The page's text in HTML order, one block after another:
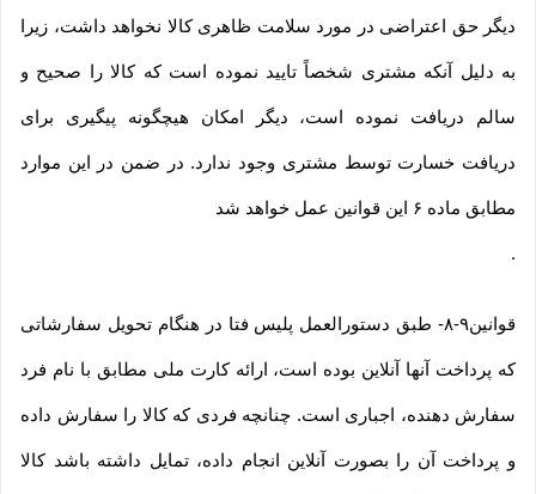
دیگر حق اعتراضی در مورد سلامت ظاهری کالا نخواهد داشت، زیرا
به دلیل آنکه مشتری شخصاً تایید نموده است که کالا را صحیح و
سالم دریافت نموده است، دیگر امکان هیچگونه پیگیری برای
دریافت خسارت توسط مشتری وجود ندارد. در ضمن در این موارد
مطابق ماده ۶ این قوانین عمل خواهد شد
.
قوانین۹-۸- طبق دستورالعمل پلیس فتا در هنگام تحویل سفارشاتی
که پرداخت آنها آنلاین بوده است، ارائه کارت ملی مطابق با نام فرد
سفارش دهنده، اجباری است. چنانچه فردی که کالا را سفارش داده
و پرداخت آن را بصورت آنلاین انجام داده، تمایل داشته باشد کالا